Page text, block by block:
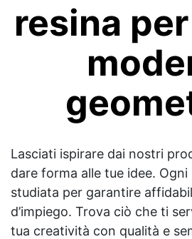
resina
Lasciati ispirare dai nostri
dare forma alle tue idee.
studiata per garantire
d’impiego. Trova ciò che ti
tua creatività con qualità e